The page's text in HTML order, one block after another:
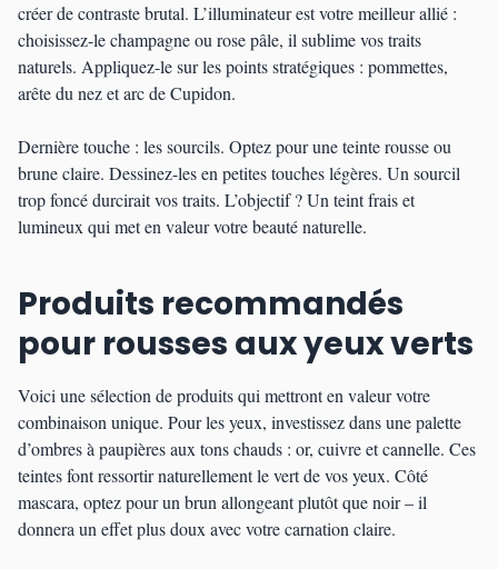
créer de contraste brutal. L’illuminateur est votre meilleur allié :
choisissez-le champagne ou rose pâle, il sublime vos traits
naturels. Appliquez-le sur les points stratégiques : pommettes,
arête du nez et arc de Cupidon.
Dernière touche : les sourcils. Optez pour une teinte rousse ou
brune claire. Dessinez-les en petites touches légères. Un sourcil
trop foncé durcirait vos traits. L’objectif ? Un teint frais et
lumineux qui met en valeur votre beauté naturelle.
Produits recommandés
pour rousses aux yeux verts
Voici une sélection de produits qui mettront en valeur votre
combinaison unique. Pour les yeux, investissez dans une palette
d’ombres à paupières aux tons chauds : or, cuivre et cannelle. Ces
teintes font ressortir naturellement le vert de vos yeux. Côté
mascara, optez pour un brun allongeant plutôt que noir – il
donnera un effet plus doux avec votre carnation claire.